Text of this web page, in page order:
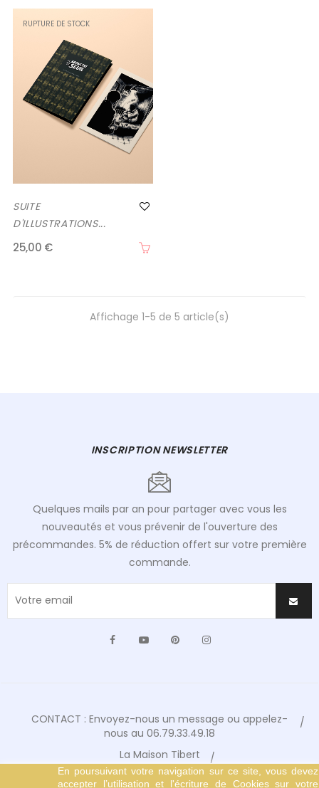
RUPTURE DE STOCK
SUITE
D'ILLUSTRATIONS...
25,00 €
Affichage 1-5 de 5 article(s)
INSCRIPTION NEWSLETTER
Quelques mails par an pour partager avec vous les
nouveautés et vous prévenir de l'ouverture des
précommandes. 5% de réduction offert sur votre première
commande.
FacebookYouTubePinterest
CONTACT : Envoyez-nous un message ou appelez-
nous au 06.79.33.49.18
La Maison Tibert
Conditions Générales de Vente
En poursuivant votre navigation sur ce site, vous devez
accepter l’utilisation et l'écriture de Cookies sur votre